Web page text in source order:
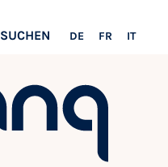
SUCHEN DE FR IT